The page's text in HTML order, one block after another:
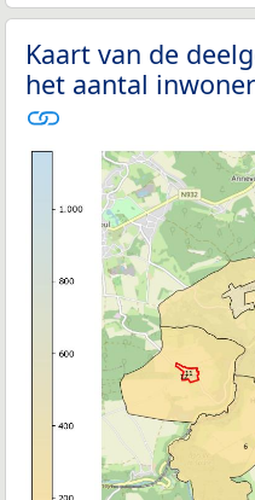
Kaart van de
het aantal